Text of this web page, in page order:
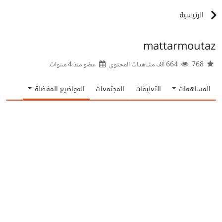
الرئيسية
mattarmoutaz
عضو منذ4 سنوات
المساهمات التعليقات المجتمعات المواضيع المفضلة